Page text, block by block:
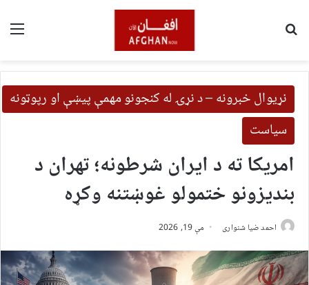
نړیوال خبرونه – د نړۍ له کنجونو مهمې پیښې او رپوټونه
سیاست
امریکا ته د ایران شرطونه؛ تهران د
بندیزونو ختمولو غوښتنه وکړه
احمد ضیا شنواری مې 19, 2026